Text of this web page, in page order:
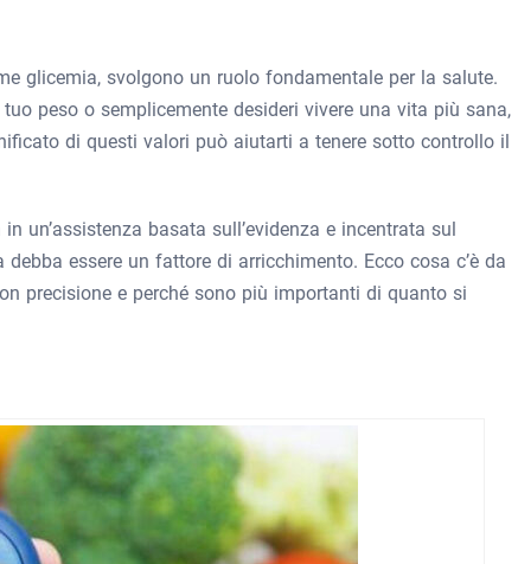
glicemia, svolgono un ruolo fondamentale per la salute.
peso o semplicemente desideri vivere una vita più sana,
di questi valori può aiutarti a tenere sotto controllo il
un’assistenza basata sull’evidenza e incentrata sul
essere un fattore di arricchimento. Ecco cosa c’è da
precisione e perché sono più importanti di quanto si